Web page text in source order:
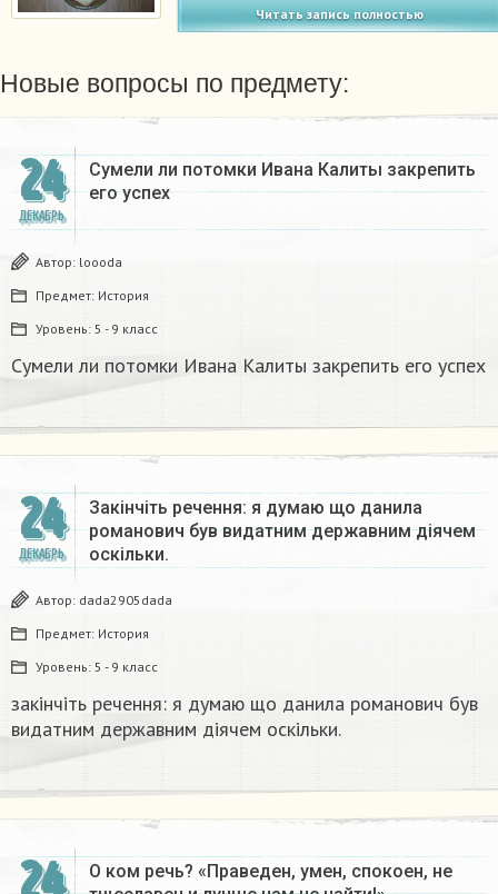
Читать запись полностью
Новые вопросы по предмету:
24
ДЕКАБРЬ
Сумели ли потомки Ивана Калиты закрепить
его успех
Автор: loooda
Предмет: История
Уровень: 5 - 9 класс
Сумели ли потомки Ивана Калиты закрепить его успех
24
ДЕКАБРЬ
Закінчіть речення: я думаю що данила
романович був видатним державним діячем
оскільки.
Автор: dada2905dada
Предмет: История
Уровень: 5 - 9 класс
закінчіть речення: я думаю що данила романович був
видатним державним діячем оскільки.
О ком речь? «Праведен, умен, спокоен, не